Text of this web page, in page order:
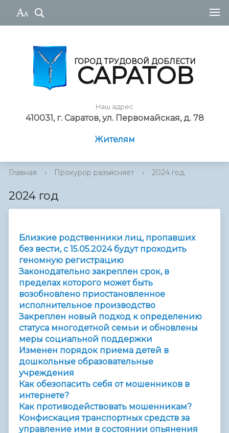
ГОРОД ТРУДОВОЙ ДОБЛЕСТИ
САРАТОВ
Наш адрес
410031, г. Саратов, ул. Первомайская, д. 78
Жителям
Главная › Прокурор разъясняет › 2024 год
2024 год
Близкие родственники лиц, пропавших
без вести, с 15.05.2024 будут проходить
геномную регистрацию
Законодательно закреплен срок, в
пределах которого может быть
возобновлено приостановленное
исполнительное производство
Закреплен новый подход к определению
статуса многодетной семьи и обновлены
меры социальной поддержки
Изменен порядок приема детей в
дошкольные образовательные
учреждения
Как обезопасить себя от мошенников в
интернете?
Как противодействовать мошенникам?
Конфискация транспортных средств за
управление ими в состоянии опьянения